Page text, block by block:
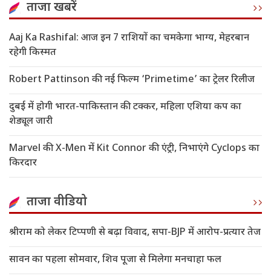
ताजा खबरें
Aaj Ka Rashifal: आज इन 7 राशियों का चमकेगा भाग्य, मेहरबान
रहेगी किस्मत
Robert Pattinson की नई फिल्म ‘Primetime’ का ट्रेलर रिलीज
दुबई में होगी भारत-पाकिस्तान की टक्कर, महिला एशिया कप का
शेड्यूल जारी
Marvel की X-Men में Kit Connor की एंट्री, निभाएंगे Cyclops का
किरदार
ताजा वीडियो
श्रीराम को लेकर टिप्पणी से बढ़ा विवाद, सपा-BJP में आरोप-प्रत्यार तेज
सावन का पहला सोमवार, शिव पूजा से मिलेगा मनचाहा फल